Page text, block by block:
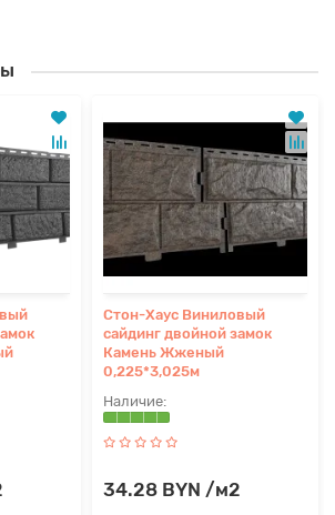
Стон-Хаус Виниловый
сайдинг двойной замок
Камень Жженый
0,225*3,025м
34.28 BYN /м2